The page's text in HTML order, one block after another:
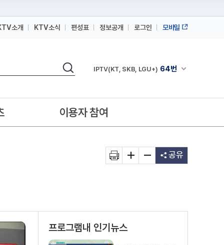
소개 KTV소식 편성표 정보공개 로그인 모바일
검색 채널안내 펼쳐
IPTV(KT, SKB, LGU+) 64번
IPTV(KT, SKB, LGU+)
이용자 참여
공유
프로그램내 인기뉴스